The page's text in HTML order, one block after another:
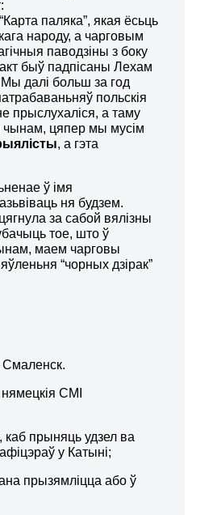
паляка”, якая ёсьць
народу, а чарговым
паводзіны з боку
быў падпісаны Лехам
далі больш за год
польскія
прыслухаліся, а таму
чынам, цяпер мы мусім
, а гэта
ў імя
ня будзем.
за сабой вялізны
тое, што ў
маем чарговы
“чорных дзірак”
Смаленск.
СМІ
прыняць удзел ва
у Катыні;
прызямліцца або ў